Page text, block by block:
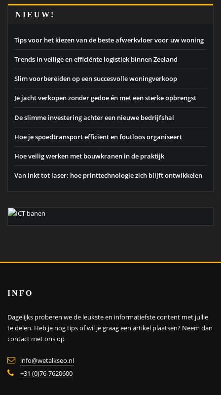
NIEUW!
Tips voor het kiezen van de beste afwerkvloer voor uw woning
Trends in veilige en efficiënte logistiek binnen Zeeland
Slim voorbereiden op een succesvolle woningverkoop
Je jacht verkopen zonder gedoe én met een sterke opbrengst
De slimme investering achter een nieuwe bedrijfshal
Hoe je spoedtransport efficiënt en foutloos organiseert
Hoe veilig werken met bouwkranen in de praktijk
Van inkt tot laser: hoe printtechnologie zich blijft ontwikkelen
INFO
Dagelijks proberen we de leukste en informatiefste content met jullie
te delen. Heb je nog tips of wil je graag een artikel plaatsen? Neem dan
contact met ons op
info@wetalkseo.nl
+31 (0)76-7620600